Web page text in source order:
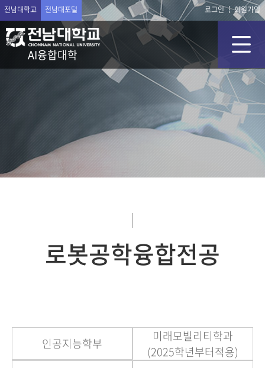
전남대학교 전남대포털 로그인 회원가입
AI융합대학
로봇공학융합전공
인공지능학부
미래모빌리티학과
(2025학년부터적용)